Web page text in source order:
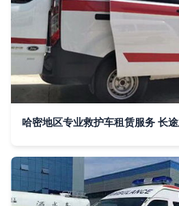
哈密地区专业救护车租赁服务 长